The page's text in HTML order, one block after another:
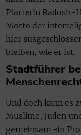
Pfarrerin Radosh-
Motto der
hier
bleiben, wie er ist.
Stadtführer
Und doch kann es
Muslime, Juden
gemeinsam ein